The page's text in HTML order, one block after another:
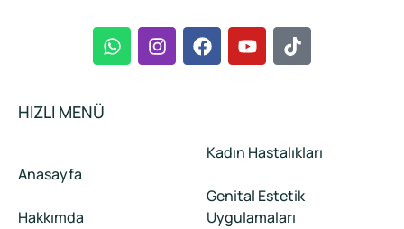
HIZLI MENÜ
Anasayfa
Hakkımda
Kadın Hastalıkları
Genital Estetik
Uygulamaları